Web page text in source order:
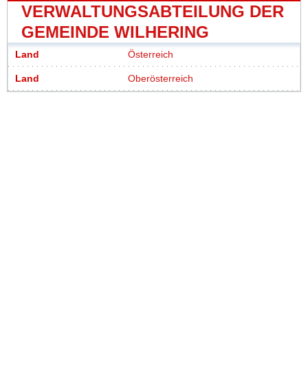
VERWALTUNGSABTEILUNG DER
GEMEINDE WILHERING
Land Österreich
Land Oberösterreich